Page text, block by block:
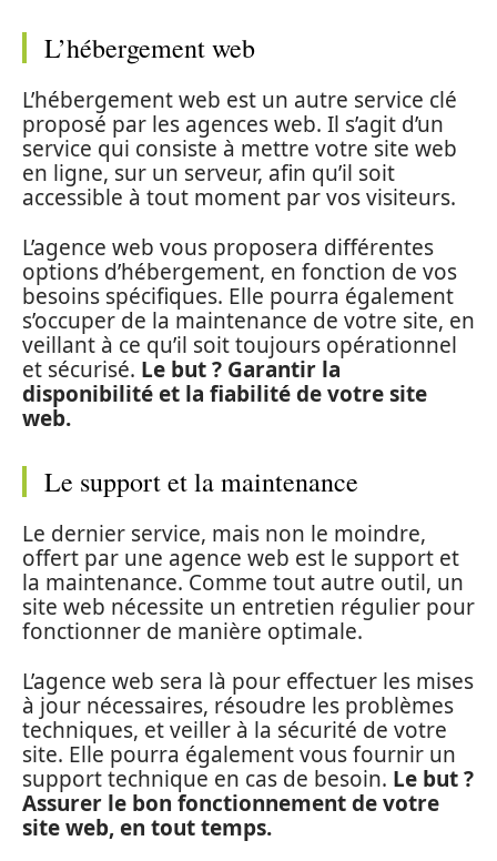
L’hébergement web
L’hébergement web est un autre service clé
proposé par les agences web. Il s’agit d’un
service qui consiste à mettre votre site web
en ligne, sur un serveur, afin qu’il soit
accessible à tout moment par vos visiteurs.
L’agence web vous proposera différentes
options d’hébergement, en fonction de vos
besoins spécifiques. Elle pourra également
s’occuper de la maintenance de votre site, en
veillant à ce qu’il soit toujours opérationnel
et sécurisé. Le but ? Garantir la
disponibilité et la fiabilité de votre site
web.
Le support et la maintenance
Le dernier service, mais non le moindre,
offert par une agence web est le support et
la maintenance. Comme tout autre outil, un
site web nécessite un entretien régulier pour
fonctionner de manière optimale.
L’agence web sera là pour effectuer les mises
à jour nécessaires, résoudre les problèmes
techniques, et veiller à la sécurité de votre
site. Elle pourra également vous fournir un
support technique en cas de besoin. Le but ?
Assurer le bon fonctionnement de votre
site web, en tout temps.